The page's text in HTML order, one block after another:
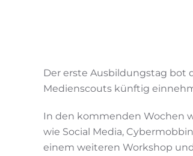
Der erste Ausbildungstag bot
Medienscouts künftig
In den kommenden Wochen
wie Social Media,
einem weiteren Workshop